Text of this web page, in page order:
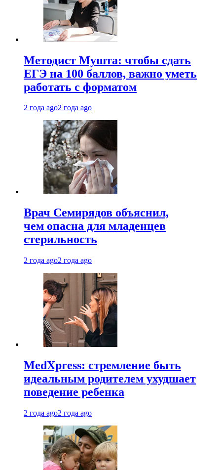
Методист Мушта: чтобы сдать
ЕГЭ на 100 баллов, важно уметь
работать с форматом
2 года ago2 года ago
Врач Семирядов объяснил,
чем опасна для младенцев
стерильность
2 года ago2 года ago
MedXpress: стремление быть
идеальным родителем ухудшает
поведение ребенка
2 года ago2 года ago